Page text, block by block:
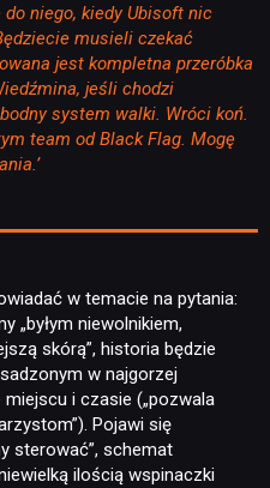
niego, kiedy Ubisoft nic
musieli czekać
jest kompletna przeróbka
jeśli chodzi
system walki. Wróci koń.
team od Black Flag. Mogę
w temacie na pytania:
„byłym niewolnikiem,
skórą”, historia będzie
w najgorzej
i czasie („pozwala
Pojawi się
sterować”, schemat
ilością wspinaczki